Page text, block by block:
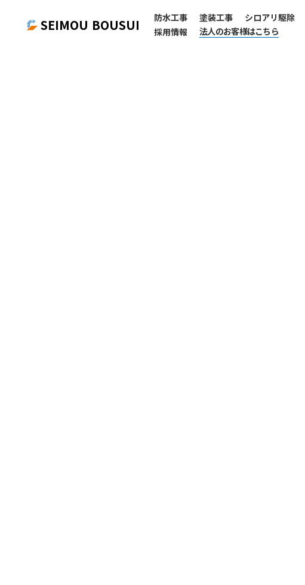
SEIMOU BOUSUI 防水工事 塗装工事 シロアリ駆除
採用情報
法人のお客様はこちら